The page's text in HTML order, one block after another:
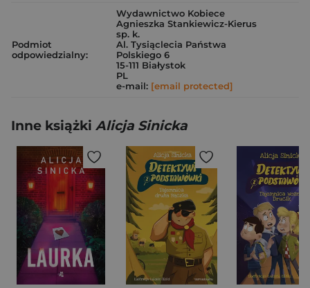
Podmiot
odpowiedzialny:
Wydawnictwo Kobiece
Agnieszka Stankiewicz-Kierus
sp. k.
Al. Tysiąclecia Państwa
Polskiego 6
15-111 Białystok
PL
e-mail: [email protected]
Inne książki Alicja Sinicka